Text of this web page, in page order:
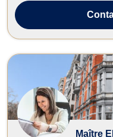
Maître